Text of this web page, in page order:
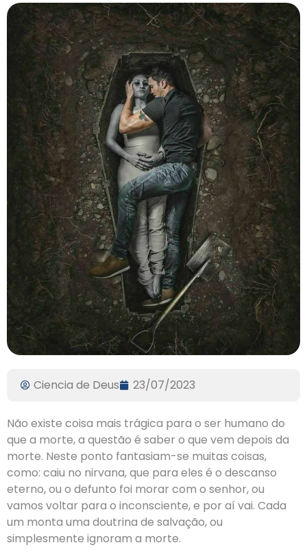
Ciencia de Deus 23/07/2023
Não existe coisa mais trágica para o ser humano do
que a morte, a questão é saber o que vem depois da
morte. Neste ponto fantasiam-se muitas coisas,
como: caiu no nirvana, que para eles é o descanso
eterno, ou o defunto foi morar com o senhor, ou
vamos voltar para o inconsciente, e por aí vai. Cada
um monta uma doutrina de salvação, ou
simplesmente ignoram a morte.